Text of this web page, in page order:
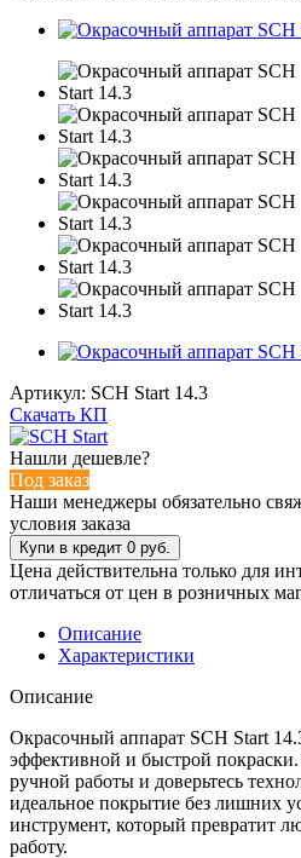
Артикул: SCH Start 14.3
Скачать КП
Нашли дешевле?
Под заказ
Наши менеджеры обязательно
условия заказа
Цена действительна только для
отличаться от цен в розничных
Описание
Характеристики
Описание
Окрасочный аппарат SCH Start
эффективной и быстрой покраски.
ручной работы и доверьтесь
идеальное покрытие без лишних
инструмент, который превратит
работу.